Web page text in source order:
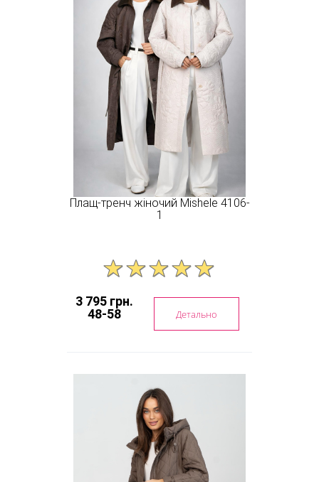
Плащ-тренч жіночий Mishele 4106-
1
3 795 грн.
48-58
Детально